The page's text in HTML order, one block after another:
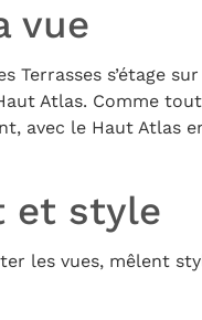
vue
Terrasses s’étage
Atlas. Comme
avec le Haut Atlas
et style
les vues, mêlent